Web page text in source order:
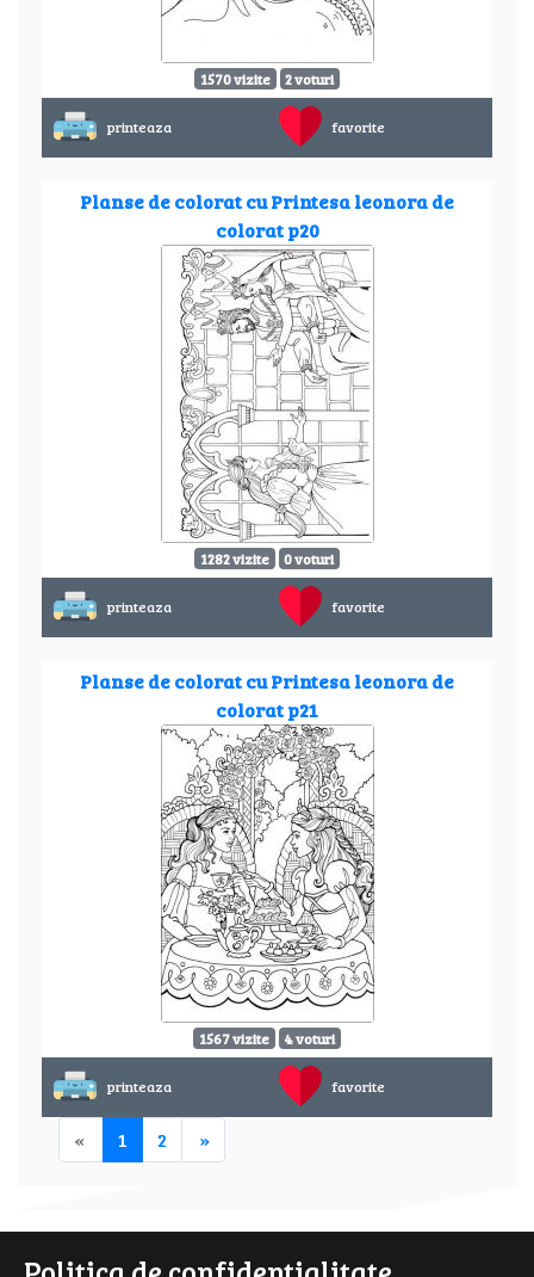
1570 vizite 2 voturi
printeaza favorite
Planse de colorat cu Printesa leonora de
colorat p20
1282 vizite 0 voturi
printeaza favorite
Planse de colorat cu Printesa leonora de
colorat p21
1567 vizite 4 voturi
printeaza favorite
« 1 2 »